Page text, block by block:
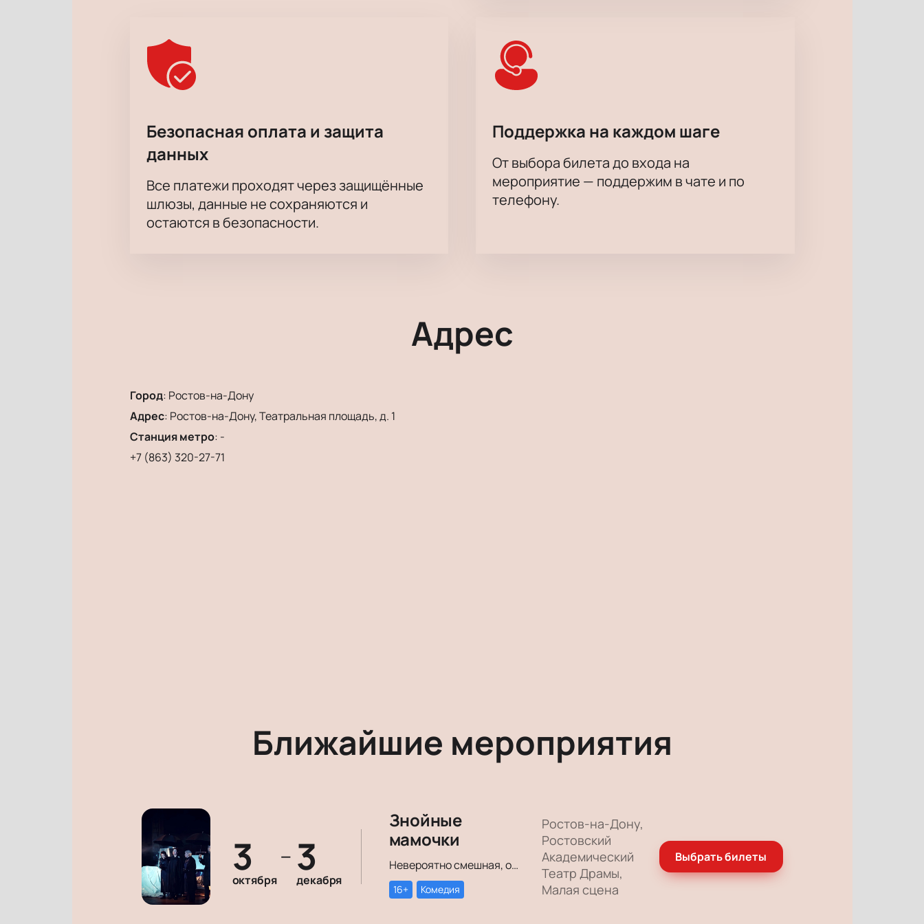
Безопасная оплата и защита
данных
Все платежи проходят через защищённые
шлюзы, данные не сохраняются и
остаются в безопасности.
Поддержка на каждом шаге
От выбора билета до входа на
мероприятие — поддержим в чате и по
телефону.
Адрес
Город: Ростов-на-Дону
Адрес: Ростов-на-Дону, Театральная площадь, д. 1
Станция метро: -
+7 (863) 320-27-71
Ближайшие мероприятия
3
октября
— 3
декабря
Знойные
мамочки
Невероятно смешная, озорная, зажигательная комедия – о том, как две прекрасные леди степенного возраста вовсе не торопятся остепеняться, и подают своим уже взрослым детям отличный пример, как жить на полную катушку.
16+ Комедия
Ростов-на-Дону,
Ростовский
Академический
Театр Драмы,
Малая сцена
Выбрать билеты